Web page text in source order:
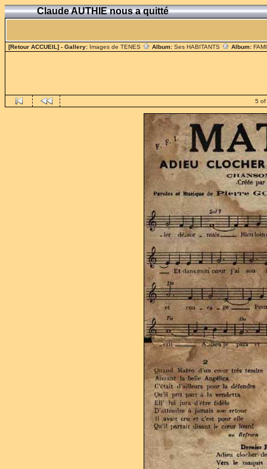
Claude AUTHIE nous a quitté
[Retour ACCUEIL] - Gallery: Images de TENES Album: Ses HABITANTS Album:
5 of